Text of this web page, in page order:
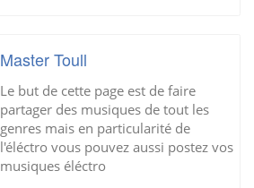
Master Toull
Le but de cette page est de faire
partager des musiques de tout les
genres mais en particularité de
l'éléctro vous pouvez aussi postez vos
musiques éléctro